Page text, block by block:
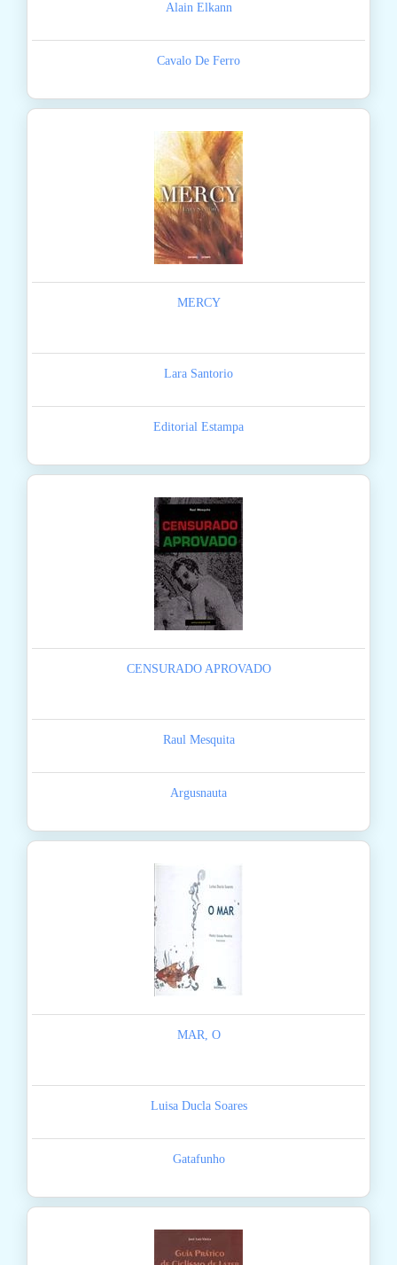
Alain Elkann
Cavalo De Ferro
MERCY
Lara Santorio
Editorial Estampa
CENSURADO APROVADO
Raul Mesquita
Argusnauta
MAR, O
Luisa Ducla Soares
Gatafunho